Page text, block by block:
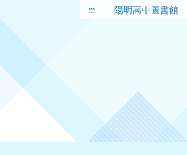
::: 陽明高中圖書館